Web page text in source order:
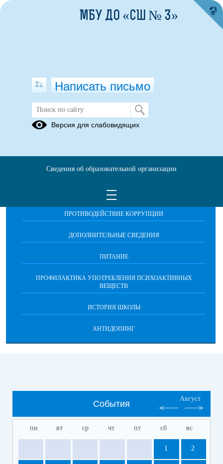
История школы
ОБРАЩЕНИЯ ГРАЖДАН
ПРОТИВОДЕЙСТВИЕ КОРРУПЦИИ
ДОПОЛНИТЕЛЬНЫЕ СВЕДЕНИЯ
ПИТАНИЕ
ПРОФИЛАКТИКА УПОТРЕБЛЕНИЯ ПСИХОАКТИВНЫХ
ВЕЩЕСТВ
ИСТОРИЯ ШКОЛЫ
АНТИДОПИНГ
События
Август
пн вт ср чт пт сб вс
1 2
МБУ ДО «СШ № 3»
Написать письмо
Версия для слабовидящих
Сведения об образовательной организации